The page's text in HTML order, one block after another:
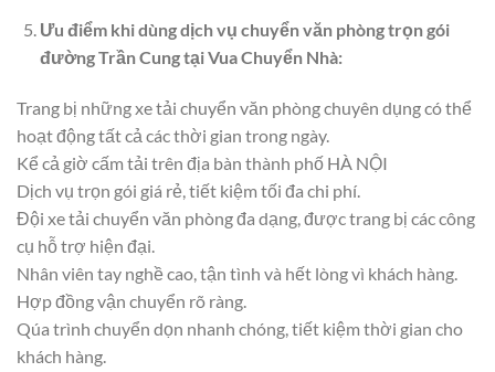
Ưu điểm khi dùng dịch vụ chuyển văn phòng trọn gói
đường Trần Cung tại Vua Chuyển Nhà:
Trang bị những xe tải chuyển văn phòng chuyên dụng có thể
hoạt động tất cả các thời gian trong ngày.
Kể cả giờ cấm tải trên địa bàn thành phố HÀ NỘI
Dịch vụ trọn gói giá rẻ, tiết kiệm tối đa chi phí.
Đội xe tải chuyển văn phòng đa dạng, được trang bị các công
cụ hỗ trợ hiện đại.
Nhân viên tay nghề cao, tận tình và hết lòng vì khách hàng.
Hợp đồng vận chuyển rõ ràng.
Qúa trình chuyển dọn nhanh chóng, tiết kiệm thời gian cho
khách hàng.